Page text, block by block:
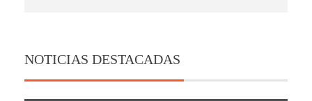
NOTICIAS DESTACADAS